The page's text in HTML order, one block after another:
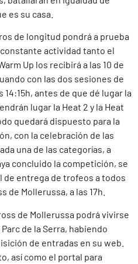
es su casa.
de longitud pondrá a prueba
actividad tanto el
Up los recibirá a las 10 de
con las dos sesiones de
14:15h, antes de que dé lugar la
lugar la Heat 2 y la Heat
quedará dispuesto para la
con la celebración de las
una de las categorías, a
concluido la competición, se
de entrega de trofeos a todos
Mollerussa, a las 17h.
de Mollerussa podrá vivirse
de la Serra, habiendo
de entradas en su web.
así como el portal para